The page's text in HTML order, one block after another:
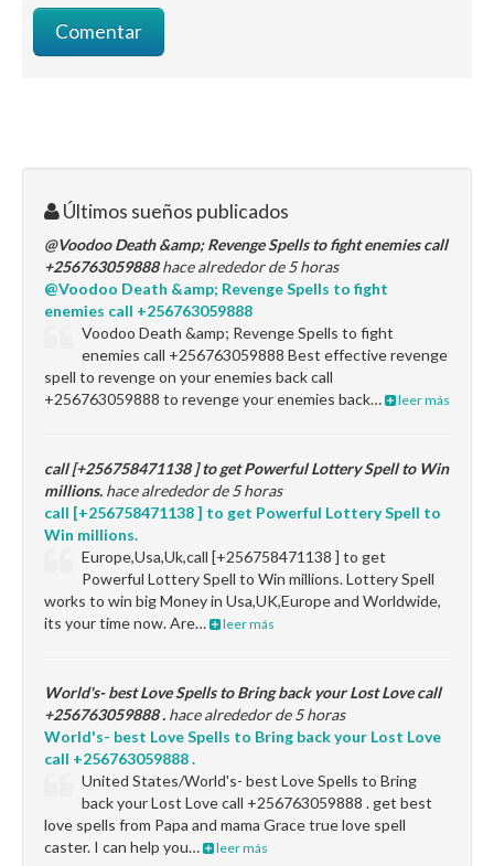
Últimos sueños publicados
@Voodoo Death &amp; Revenge Spells to fight enemies call
+256763059888hace alrededor de 5 horas
@Voodoo Death &amp; Revenge Spells to fight
enemies call +256763059888
Voodoo Death &amp; Revenge Spells to fight
enemies call +256763059888 Best effective revenge
spell to revenge on your enemies back call
+256763059888 to revenge your enemies back…
leer más
call [+256758471138 ] to get Powerful Lottery Spell to Win
millions. hace alrededor de 5 horas
call [+256758471138 ] to get Powerful Lottery Spell to
Win millions.
Europe,Usa,Uk,call [+256758471138 ] to get
Powerful Lottery Spell to Win millions. Lottery Spell
works to win big Money in Usa,UK,Europe and Worldwide,
its your time now. Are…
leer más
World's- best Love Spells to Bring back your Lost Love call
+256763059888 . hace alrededor de 5 horas
World's- best Love Spells to Bring back your Lost Love
call +256763059888 .
United States/World's- best Love Spells to Bring
back your Lost Love call +256763059888 . get best
love spells from Papa and mama Grace true love spell
caster. I can help you…
leer más